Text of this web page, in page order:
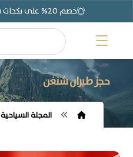
خصم 20% على بكجات شهر العسل
حجز طيران شنغن
المجلة السياحية